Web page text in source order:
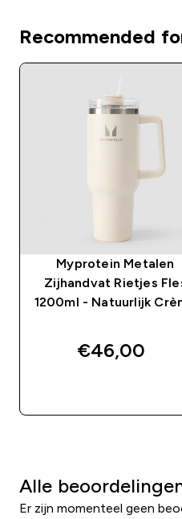
Recommended
Myprotein Metalen
Zijhandvat Rietjes
1200ml - Natuurlijk
€46,00‎
Alle
Er zijn momenteel geen